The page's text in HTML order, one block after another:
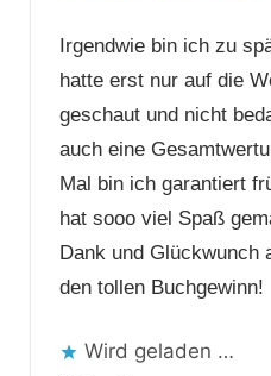
Irgendwie bin ich zu
hatte erst nur auf die
geschaut und nicht
auch eine
Mal bin ich garantiert
hat sooo viel Spaß
Dank und Glückwunch
den tollen Buchgewinn!
Wird geladen …